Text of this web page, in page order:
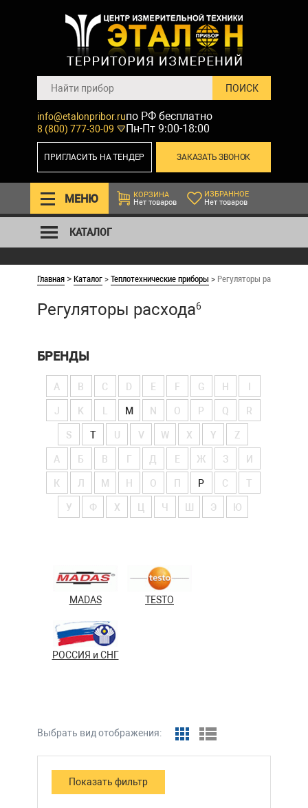
info@etalonpribor.ru
8 (800) 777-30-09
по РФ бесплатно
Пн-Пт 9:00-18:00
ЗАКАЗАТЬ ЗВОНОК
ПРИГЛАСИТЬ НА ТЕНДЕР
МЕНЮ
КОРЗИНА
Нет товаров
ИЗБРАННОЕ
Нет товаров
КАТАЛОГ
Главная >Каталог>Теплотехнические приборы > Регуляторы расхода
Регуляторы расхода6
БРЕНДЫ
A B C D E F G H
J K M N O P Q R
S T V W X Y Z
А Б В Г Д Е Ж З И
К Л М Н О П Р С Т
У Ф Х Ч Э Ю
MADAS TESTO
РОССИЯ и СНГ
Выбрать вид отображения: